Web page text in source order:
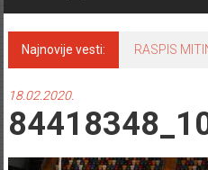
Najnovije vesti: RASPIS
18.02.2020.